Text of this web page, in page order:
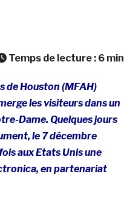
Temps de lecture : 6 min
de Houston (MFAH)
les visiteurs dans un
Dame. Quelques jours
le 7 décembre
aux Etats Unis une
en partenariat